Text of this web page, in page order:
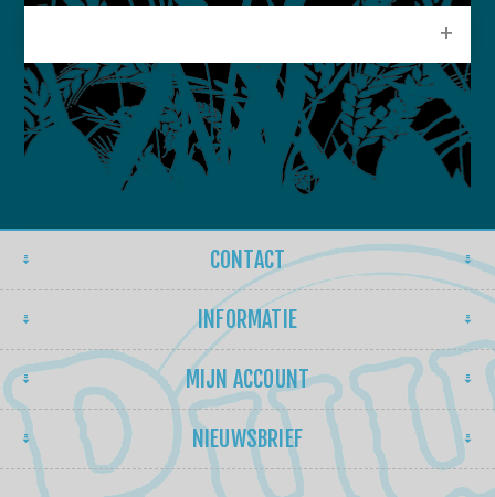
CONTACT
INFORMATIE
MIJN ACCOUNT
NIEUWSBRIEF